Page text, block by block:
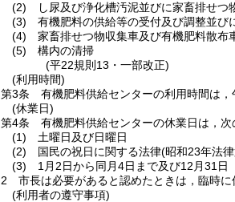
(2)
し尿及び浄化槽汚泥並びに家畜排せつ
(3)
有機肥料の供給等の受付及び調整並
(4)
家畜排せつ物収集車及び有機肥料散布
(5)
構内の清掃
(平22規則13・一部改正)
(利用時間)
第3条
有機肥料供給センターの利用時間は
(休業日)
第4条
有機肥料供給センターの休業日は，次
(1)
土曜日及び日曜日
(2)
国民の祝日に関する法律(昭和23年法
(3)
1月2日から同月4日まで及び12月31日
2
市長は必要があると認めたときは，臨時
(利用者の遵守事項)